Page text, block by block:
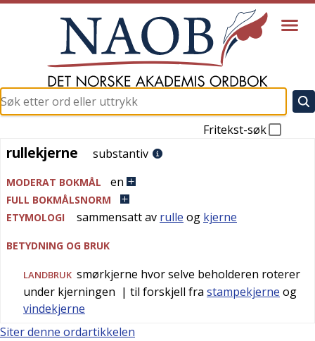
Fritekst-søk
rullekjerne
rullekjerne substantiv
MODERAT BOKMÅL en
FULL BOKMÅLSNORM
ETYMOLOGI
sammensatt av rulle og kjerne
BETYDNING OG BRUK
LANDBRUK smørkjerne hvor selve beholderen roterer
under kjerningen | til forskjell fra stampekjerne og
vindekjerne
Siter denne ordartikkelen